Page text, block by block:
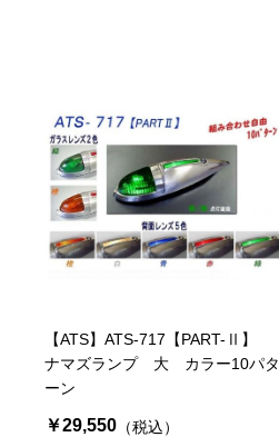
【ATS】ATS-717【PART-Ⅱ】
ナマズランプ 大 カラー10パタ
ーン
￥29,550（税込）